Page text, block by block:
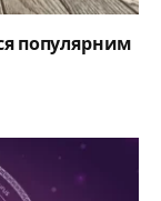
популярним